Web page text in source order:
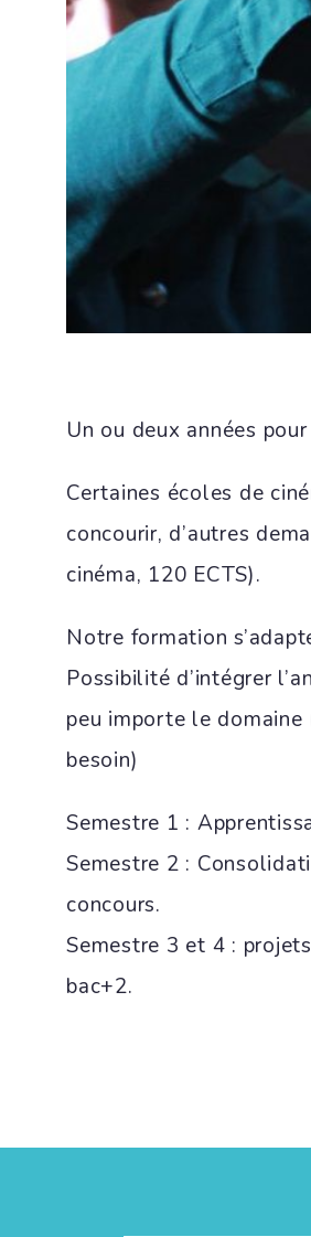
Un ou deux années
Certaines écoles de
concourir, d’autres
cinéma, 120 ECTS).
Notre formation
Possibilité d’intégrer
peu importe le domaine
besoin)
Semestre 1 :
Semestre 2 :
concours.
Semestre 3 et 4 :
bac+2.